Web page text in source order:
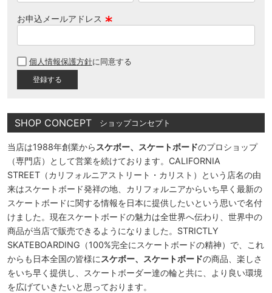
お申込メールアドレス
須
個人情報保護方針に同意する
SHOP CONCEPT ショップコンセプト
当店は1988年創業から スケボー、スケートボードのプロショップ
（専門店）として営業を続けております。CALIFORNIA
STREET（カリフォルニアストリート・カリスト）という店名の由
来はスケートボード発祥の地、カリフォルニアからいち早く最新の
スケートボードに関する情報を日本に提供したいという思いで名付
けました。現在スケートボードの魅力は全世界へ伝わり、世界中の
商品が当店で販売できるようになりました。STRICTLY
SKATEBOARDING（100%完全にスケートボードの精神）で、これ
からも日本全国の皆様に スケボー、スケートボードの商品、楽しさ
をいち早く提供し、スケートボーダー達の輪と共に、より良い環境
を広げていきたいと思っております。